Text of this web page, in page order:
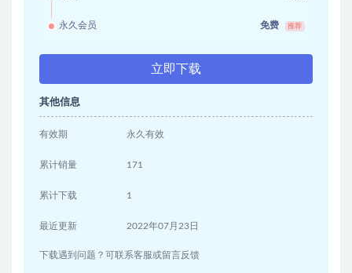
永久会员 免费 推荐
立即下载
其他信息
有效期 永久有效
累计销量 171
累计下载 1
最近更新 2022年07月23日
下载遇到问题？可联系客服或留言反馈